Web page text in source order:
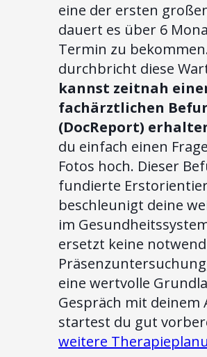
eine der ersten
dauert es über 6
Termin zu
durchbricht diese
kannst zeitnah
fachärztlichen
(DocReport)
du einfach einen
Fotos hoch. Dieser
fundierte
beschleunigt deine
im
ersetzt keine
eine wertvolle
Gespräch mit deinem
startest du gut
weitere